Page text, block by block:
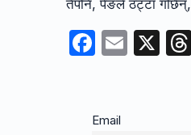
तैपनि, पेङले ठट्टा
F
e
E
X
Email